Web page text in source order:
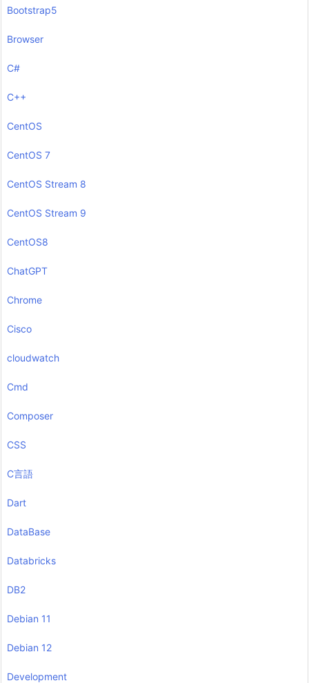
Bootstrap5
Browser
C#
C++
CentOS
CentOS 7
CentOS Stream 8
CentOS Stream 9
CentOS8
ChatGPT
Chrome
Cisco
cloudwatch
Cmd
Composer
CSS
C言語
Dart
DataBase
Databricks
DB2
Debian 11
Debian 12
Development